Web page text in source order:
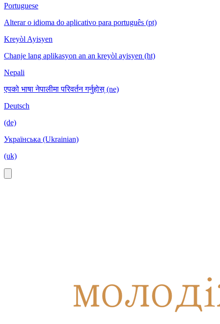
Portuguese
Alterar o idioma do aplicativo para português (pt)
Kreyòl Ayisyen
Chanje lang aplikasyon an an kreyòl ayisyen (ht)
Nepali
एपको भाषा नेपालीमा परिवर्तन गर्नुहोस् (ne)
Deutsch
(de)
Українська (Ukrainian)
(uk)